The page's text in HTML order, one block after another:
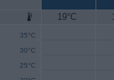
19°C
25°C
30°C
35°C
40°C